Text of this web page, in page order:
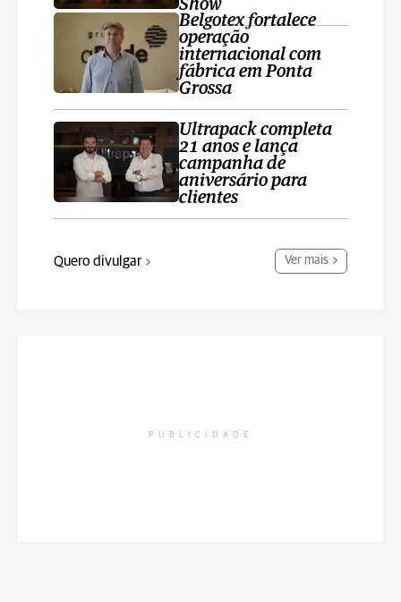
Show
Belgotex fortalece
operação
internacional com
fábrica em Ponta
Grossa
Ultrapack completa
21 anos e lança
campanha de
aniversário para
clientes
Quero divulgar Ver mais
PUBLICIDADE